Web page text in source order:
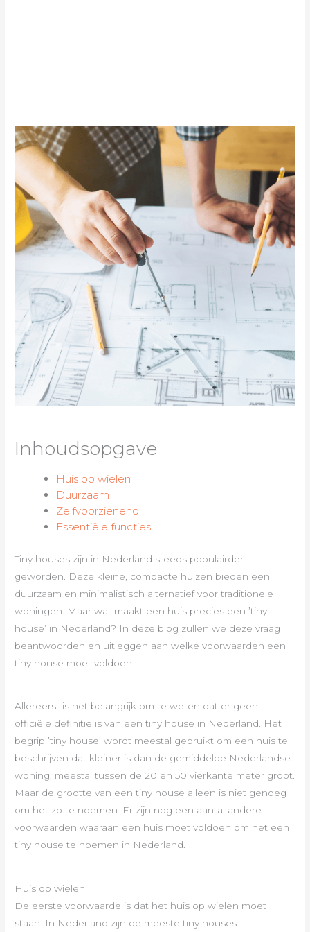
Inhoudsopgave
Huis op wielen
Duurzaam
Zelfvoorzienend
Essentiële functies
Tiny houses zijn in Nederland steeds populairder
geworden. Deze kleine, compacte huizen bieden een
duurzaam en minimalistisch alternatief voor traditionele
woningen. Maar wat maakt een huis precies een ’tiny
house’ in Nederland? In deze blog zullen we deze vraag
beantwoorden en uitleggen aan welke voorwaarden een
tiny house moet voldoen.
Allereerst is het belangrijk om te weten dat er geen
officiële definitie is van een tiny house in Nederland. Het
begrip ’tiny house’ wordt meestal gebruikt om een ​​huis te
beschrijven dat kleiner is dan de gemiddelde Nederlandse
woning, meestal tussen de 20 en 50 vierkante meter groot.
Maar de grootte van een tiny house alleen is niet genoeg
om het zo te noemen. Er zijn nog een aantal andere
voorwaarden waaraan een huis moet voldoen om het een
tiny house te noemen in Nederland.
Huis op wielen
De eerste voorwaarde is dat het huis op wielen moet
staan. In Nederland zijn de meeste tiny houses